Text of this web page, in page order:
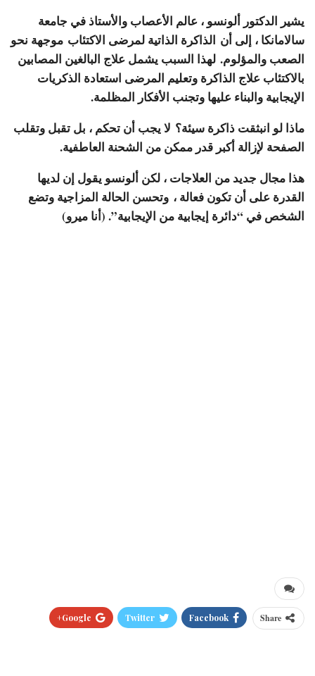
يشير الدكتور ألونسو ، عالم الأعصاب والأستاذ في جامعة
سالامانكا ، إلى أن الذاكرة الذاتية لمرضى الاكتئاب موجهة نحو
الصعب والمؤلوم. لهذا السبب يشمل علاج البالغين المصابين
بالاكتئاب علاج الذاكرة وتعليم المرضى استعادة الذكريات
الإيجابية والبناء عليها وتجنب الأفكار المظلمة.
ماذا لو انبثقت ذاكرة سيئة؟ لا يجب أن تحكم ، بل تقبل وتقلب
الصفحة لإزالة أكبر قدر ممكن من الشحنة العاطفية.
هذا مجال جديد من العلاجات ، لكن ألونسو يقول إن لديها
القدرة على أن تكون فعالة ، وتحسن الحالة المزاجية وتضع
الشخص في “دائرة إيجابية من الإيجابية”. (أنا ميرو)
Share
Facebook
Twitter
Google+